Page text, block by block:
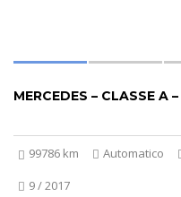
99786 km Automatico
9 / 2017